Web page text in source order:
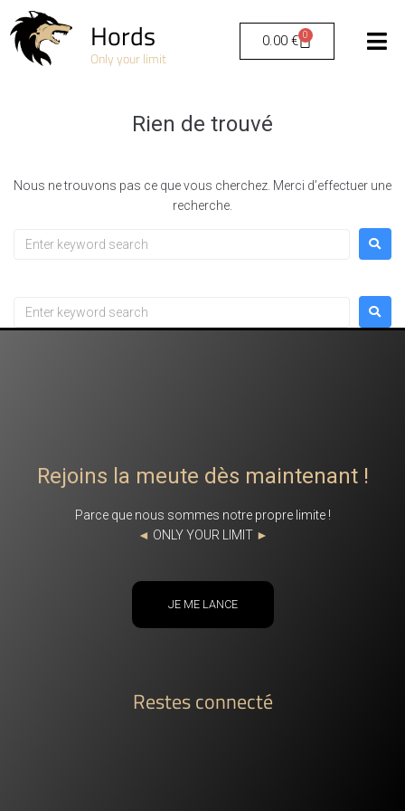
Hords
Only your limit
0.00€ 0
Rien de trouvé
Nous ne trouvons pas ce que vous cherchez. Merci d’effectuer une
recherche.
Rejoins la meute dès maintenant !
Parce que nous sommes notre propre limite !
◄ ONLY YOUR LIMIT ►
JE ME LANCE
Restes connecté